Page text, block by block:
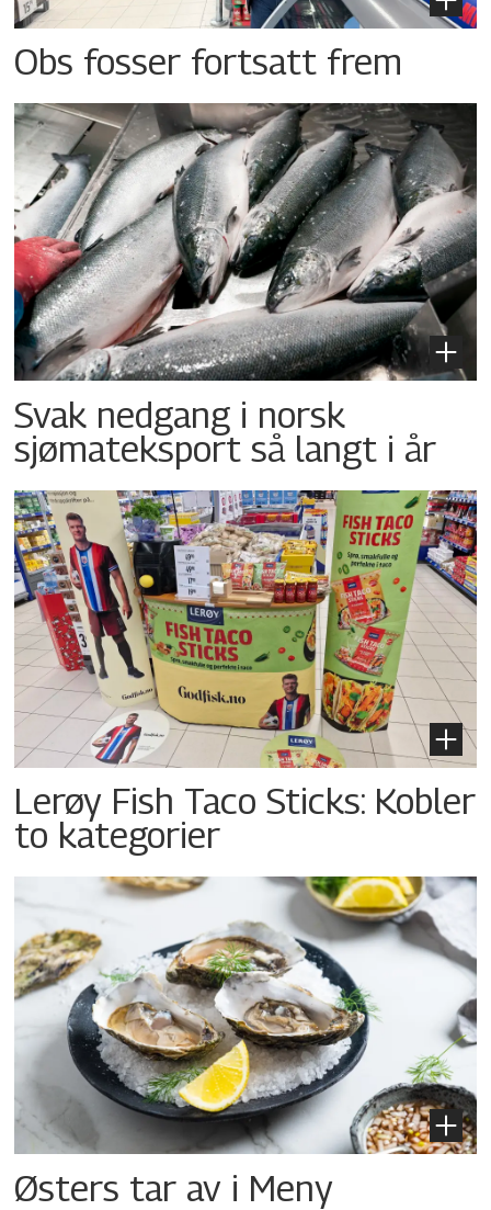
Obs fosser fortsatt frem
Svak nedgang i norsk
sjømateksport så langt i år
Lerøy Fish Taco Sticks: Kobler
to kategorier
Østers tar av i Meny